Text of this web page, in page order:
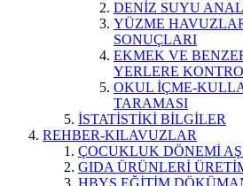
DENİZ SUYU
YÜZME
SONUÇLARI
EKMEK VE
YERLERE
OKUL İÇME-
TARAMASI
İSTATİSTİKİ BİLGİLER
REHBER-KILAVUZLAR
ÇOCUKLUK DÖNEMİ
GIDA ÜRÜNLERİ
HBYS EĞİTİM